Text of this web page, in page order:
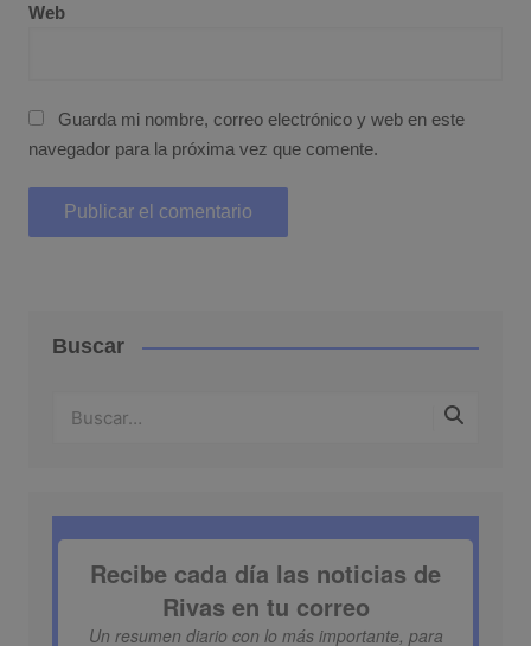
Web
Guarda mi nombre, correo electrónico y web en este
navegador para la próxima vez que comente.
Buscar